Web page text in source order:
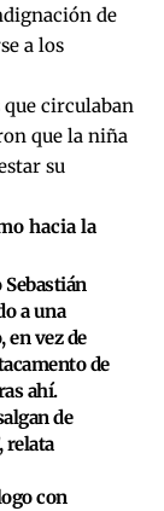
de
a los
circulaban
que la niña
su
hacia la
a una
en vez de
de
ahí.
de
relata
con